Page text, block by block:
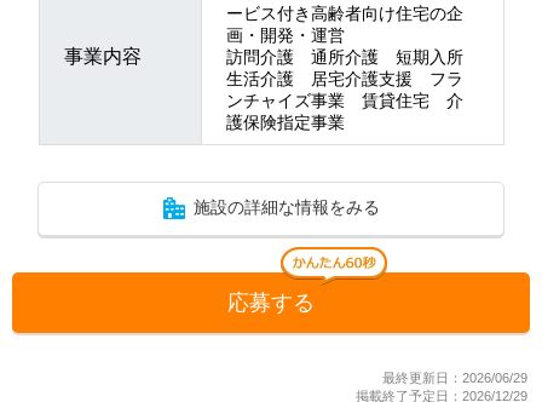
事業内容
ービス付き高齢者向け住宅の企
画・開発・運営
訪問介護 通所介護 短期入所
生活介護 居宅介護支援 フラ
ンチャイズ事業 賃貸住宅 介
護保険指定事業
施設の詳細な情報をみる
応募する
最終更新日：2026/06/29
掲載終了予定日：2026/12/29